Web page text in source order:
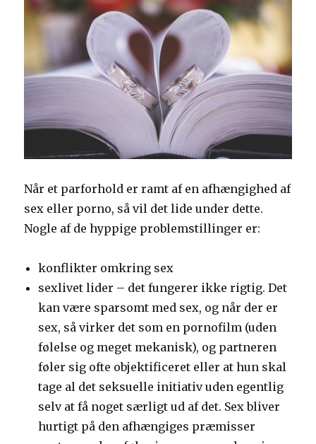
Når et parforhold er ramt af en afhængighed af
sex eller porno, så vil det lide under dette.
Nogle af de hyppige problemstillinger er:
konflikter omkring sex
sexlivet lider – det fungerer ikke rigtig. Det
kan være sparsomt med sex, og når der er
sex, så virker det som en pornofilm (uden
følelse og meget mekanisk), og partneren
føler sig ofte objektificeret eller at hun skal
tage al det seksuelle initiativ uden egentlig
selv at få noget særligt ud af det. Sex bliver
hurtigt på den afhængiges præmisser